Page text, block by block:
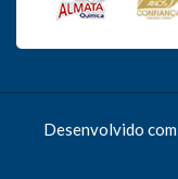
Desenvolvido com